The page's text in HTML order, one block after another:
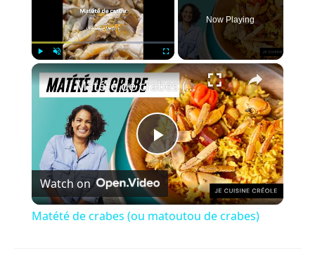
Fullscreen
Now Playing
×
P
l
Matété de crabes (ou matoutou de crabes)
Watch on
Matété de crabes (ou matoutou de crabes)